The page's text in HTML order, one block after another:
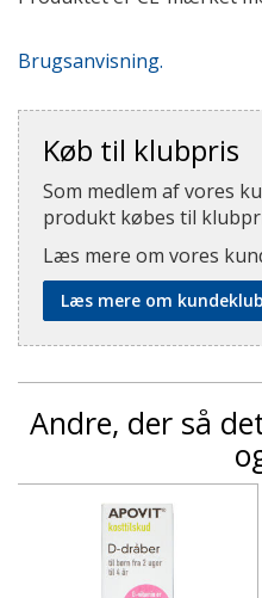
Brugsanvisning.
Køb til klubpris
Som medlem af vores
produkt købes til
Læs mere om vores
Læs mere om
Andre, der så